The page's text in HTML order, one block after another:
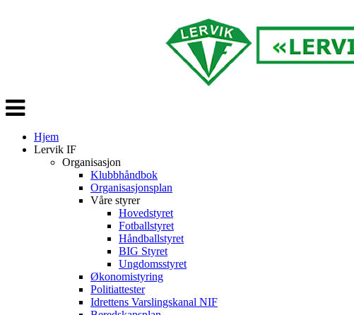
Veksle
navigasjon
Hjem
Lervik IF
Organisasjon
Klubbhåndbok
Organisasjonsplan
Våre styrer
Hovedstyret
Fotballstyret
Håndballstyret
BIG Styret
Ungdomsstyret
Økonomistyring
Politiattester
Idrettens Varslingskanal NIF